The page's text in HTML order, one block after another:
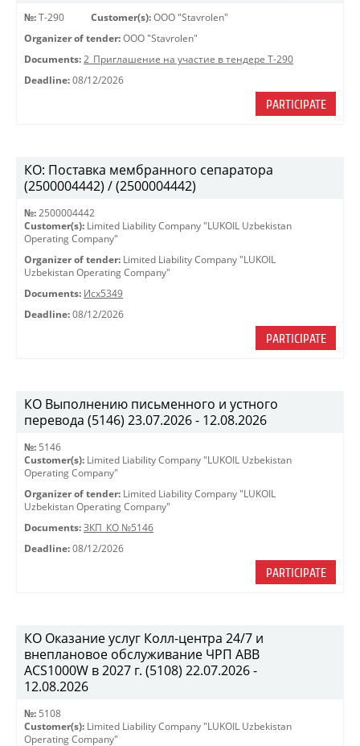
№: Т-290 Customer(s): OOO "Stavrolen"
Organizer of tender: OOO "Stavrolen"
Documents: 2_Приглашение на участие в тендере Т-290
Deadline: 08/12/2026
PARTICIPATE
КО: Поставка мембранного сепаратора
(2500004442) / (2500004442)
№: 2500004442
Customer(s): Limited Liability Company "LUKOIL Uzbekistan
Operating Company"
Organizer of tender: Limited Liability Company "LUKOIL
Uzbekistan Operating Company"
Documents: Исх5349
Deadline: 08/12/2026
PARTICIPATE
КО Выполнению письменного и устного
перевода (5146) 23.07.2026 - 12.08.2026
№: 5146
Customer(s): Limited Liability Company "LUKOIL Uzbekistan
Operating Company"
Organizer of tender: Limited Liability Company "LUKOIL
Uzbekistan Operating Company"
Documents: ЗКП_КО №5146
Deadline: 08/12/2026
PARTICIPATE
КО Оказание услуг Колл-центра 24/7 и
внеплановое обслуживание ЧРП АВВ
ACS1000W в 2027 г. (5108) 22.07.2026 -
12.08.2026
№: 5108
Customer(s): Limited Liability Company "LUKOIL Uzbekistan
Operating Company"